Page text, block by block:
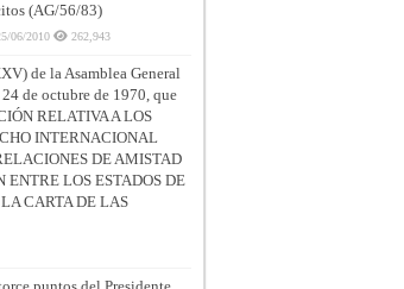
(AG/56/83)
06/2010 262,943
de la Asamblea General
de octubre de 1970, que
RELATIVA A LOS
INTERNACIONAL
DE AMISTAD
ENTRE LOS ESTADOS DE
CARTA DE LAS